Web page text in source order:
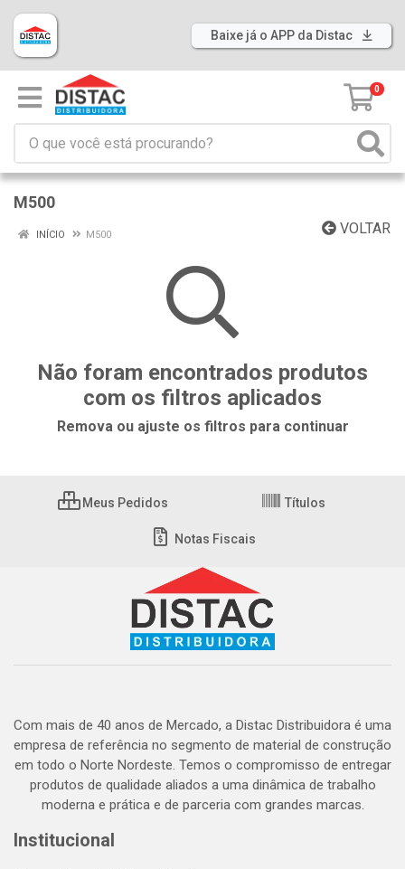
Baixe já o APP da Distac
0
M500
VOLTAR
INÍCIO M500
Não foram encontrados produtos
com os filtros aplicados
Remova ou ajuste os filtros para continuar
Meus Pedidos Títulos
Notas Fiscais
Com mais de 40 anos de Mercado, a Distac Distribuidora é uma
empresa de referência no segmento de material de construção
em todo o Norte Nordeste. Temos o compromisso de entregar
produtos de qualidade aliados a uma dinâmica de trabalho
moderna e prática e de parceria com grandes marcas.
Institucional